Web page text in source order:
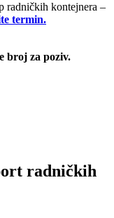
radničkih kontejnera –
termin.
broj za poziv.
radničkih